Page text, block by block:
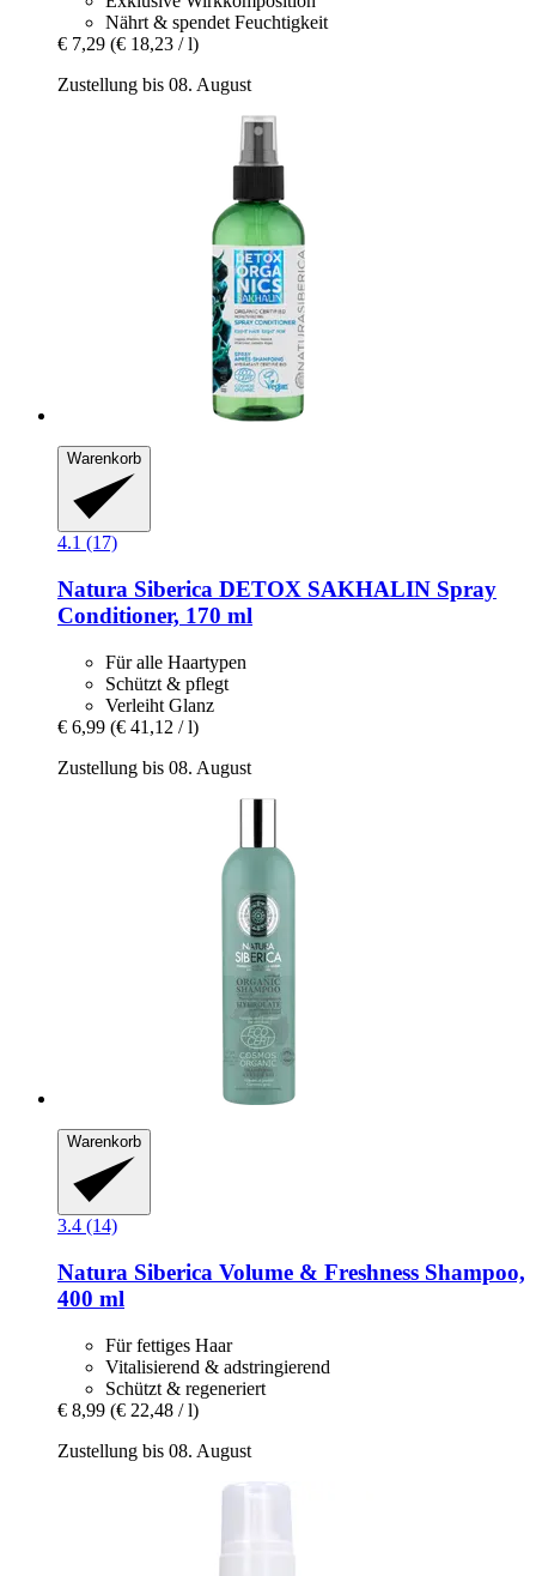
Nährt & spendet Feuchtigkeit
€ 7,29 (€ 18,23 / l)
Zustellung bis 08. August
Warenkorb
4.1 (17)
Natura Siberica DETOX SAKHALIN Spray
Conditioner, 170 ml
Für alle Haartypen
Schützt & pflegt
Verleiht Glanz
€ 6,99 (€ 41,12 / l)
Zustellung bis 08. August
Warenkorb
3.4 (14)
Natura Siberica Volume & Freshness Shampoo,
400 ml
Für fettiges Haar
Vitalisierend & adstringierend
Schützt & regeneriert
€ 8,99 (€ 22,48 / l)
Zustellung bis 08. August